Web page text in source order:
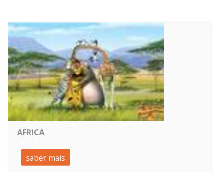
AFRICA
saber mais